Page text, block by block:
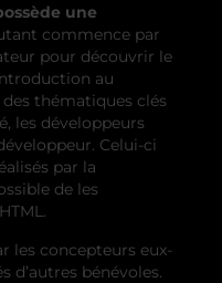
une
commence par
pour découvrir le
au
thématiques clés
les développeurs
Celui-ci
par la
de les
les concepteurs eux-
d’autres bénévoles.